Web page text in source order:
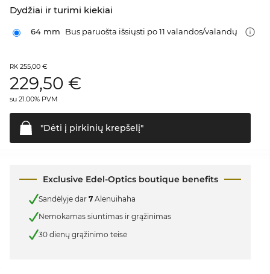
Dydžiai ir turimi kiekiai
64 mm Bus paruošta išsiųsti po 11 valandos/valandų
RK 255,00 €
229,50 €
su 21.00% PVM
"Dėti į pirkinių krepšelį"
Exclusive Edel-Optics boutique benefits
Sandėlyje dar 7 Alenuihaha
Nemokamas siuntimas ir grąžinimas
30 dienų grąžinimo teisė